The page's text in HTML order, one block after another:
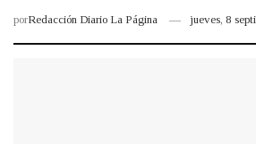
porRedacción Diario La Página jueves, 8